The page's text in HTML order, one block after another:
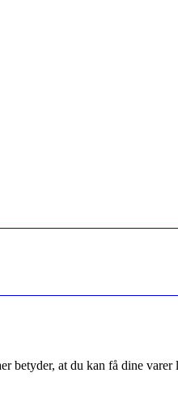
betyder, at du kan få dine